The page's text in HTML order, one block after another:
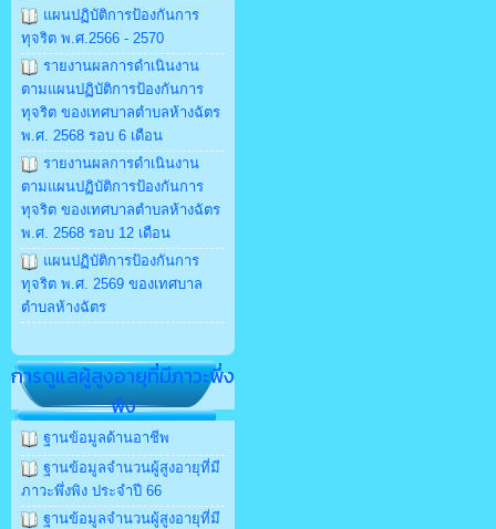
แผนปฏิบัติการป้องกันการ
ทุจริต พ.ศ.2566 - 2570
รายงานผลการดำเนินงาน
ตามแผนปฏิบัติการป้องกันการ
ทุจริต ของเทศบาลตำบลห้างฉัตร
พ.ศ. 2568 รอบ 6 เดือน
รายงานผลการดำเนินงาน
ตามแผนปฏิบัติการป้องกันการ
ทุจริต ของเทศบาลตำบลห้างฉัตร
พ.ศ. 2568 รอบ 12 เดือน
แผนปฏิบัติการป้องกันการ
ทุจริต พ.ศ. 2569 ของเทศบาล
ตำบลห้างฉัตร
การดูแลผู้สูงอายุที่มีภาวะพึ่ง
พิง
ฐานข้อมูลด้านอาชีพ
ฐานข้อมูลจำนวนผู้สูงอายุที่มี
ภาวะพึ่งพิง ประจำปี 66
ฐานข้อมูลจำนวนผู้สูงอายุที่มี